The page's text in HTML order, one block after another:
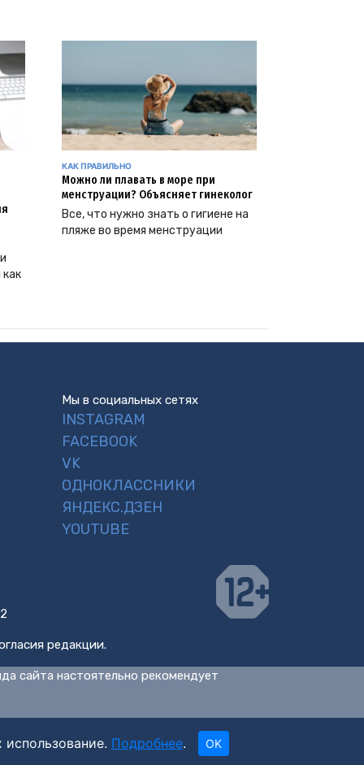
КАК ПРАВИЛЬНО
Можно ли плавать в море при
менструации? Объясняет гинеколог
Все, что нужно знать о гигиене на
пляже во время менструации
Мы в социальных сетях
INSTAGRAM
FACEBOOK
VK
ОДНОКЛАССНИКИ
ЯНДЕКС.ДЗЕН
YOUTUBE
редакции.
сайта настоятельно рекомендует
Подробнее. OK